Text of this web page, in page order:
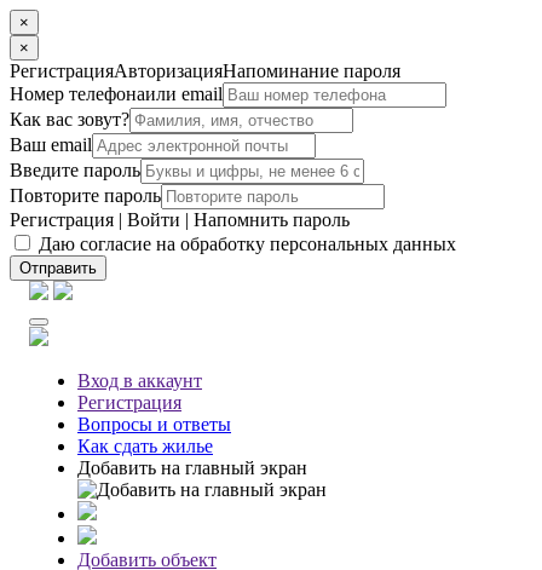
×
×
РегистрацияАвторизацияНапоминание пароля
Номер телефонаили email
Как вас зовут?
Ваш email
Введите пароль
Повторите пароль
Регистрация | Войти | Напомнить пароль
Даю согласие на обработку персональных данных
Отправить
Вход в аккаунт
Регистрация
Вопросы и ответы
Как сдать жилье
Добавить на главный экран
Добавить объект